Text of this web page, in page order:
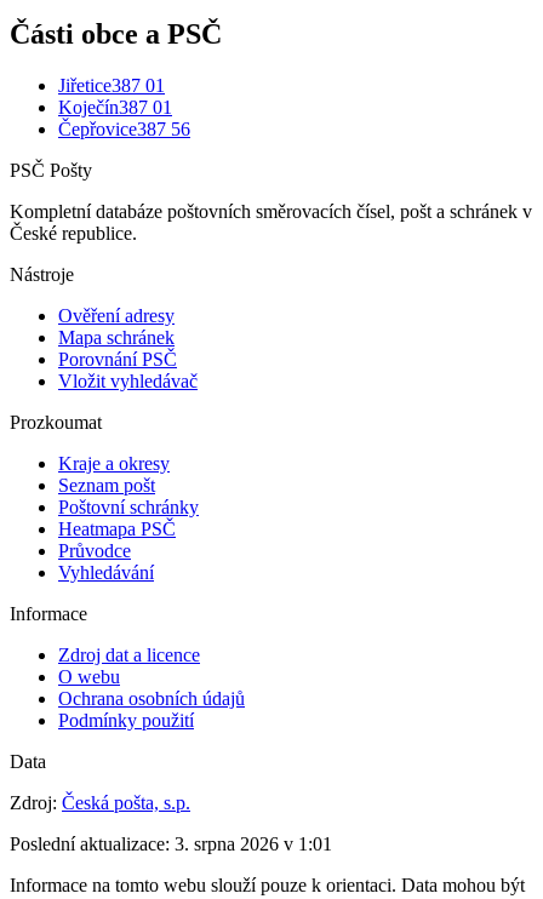
Části obce a PSČ
Jiřetice387 01
Koječín387 01
Čepřovice387 56
PSČ Pošty
Kompletní databáze poštovních směrovacích čísel, pošt a schránek v
České republice.
Nástroje
Ověření adresy
Mapa schránek
Porovnání PSČ
Vložit vyhledávač
Prozkoumat
Kraje a okresy
Seznam pošt
Poštovní schránky
Heatmapa PSČ
Průvodce
Vyhledávání
Informace
Zdroj dat a licence
O webu
Ochrana osobních údajů
Podmínky použití
Data
Zdroj: Česká pošta, s.p.
Poslední aktualizace: 3. srpna 2026 v 1:01
Informace na tomto webu slouží pouze k orientaci. Data mohou být